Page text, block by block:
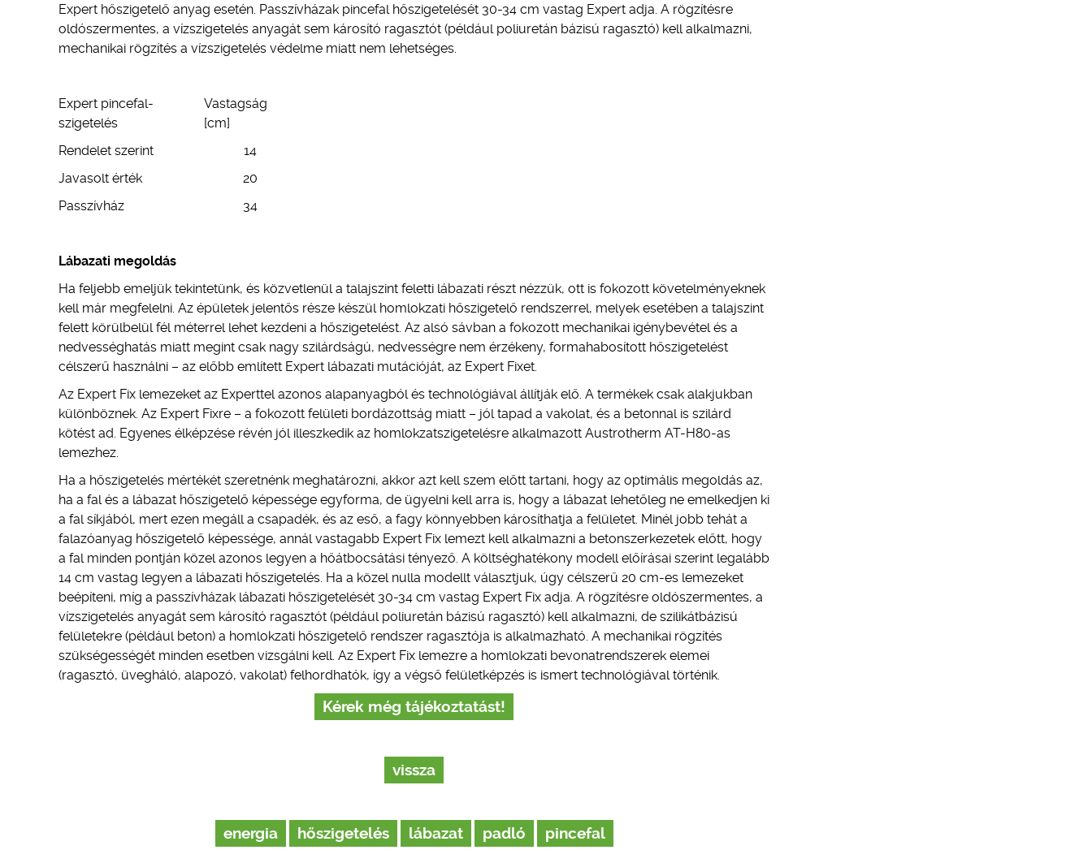
Expert hőszigetelő anyag esetén. Passzívházak pincefal hőszigetelését 30-34 cm vastag Expert adja. A rögzítésre
oldószermentes, a vízszigetelés anyagát sem károsító ragasztót (például poliuretán bázisú ragasztó) kell alkalmazni,
mechanikai rögzítés a vízszigetelés védelme miatt nem lehetséges.
Expert pincefal-
szigetelés
Vastagság
[cm]
Rendelet szerint
14
Javasolt érték
20
Passzívház
34
Lábazati megoldás
Ha feljebb emeljük tekintetünk, és közvetlenül a talajszint feletti lábazati részt nézzük, ott is fokozott követelményeknek
kell már megfelelni. Az épületek jelentős része készül homlokzati hőszigetelő rendszerrel, melyek esetében a talajszint
felett körülbelül fél méterrel lehet kezdeni a hőszigetelést. Az alsó sávban a fokozott mechanikai igénybevétel és a
nedvességhatás miatt megint csak nagy szilárdságú, nedvességre nem érzékeny, formahabosított hőszigetelést
célszerű használni – az előbb említett Expert lábazati mutációját, az Expert Fixet.
Az Expert Fix lemezeket az Experttel azonos alapanyagból és technológiával állítják elő. A termékek csak alakjukban
különböznek. Az Expert Fixre – a fokozott felületi bordázottság miatt – jól tapad a vakolat, és a betonnal is szilárd
kötést ad. Egyenes élképzése révén jól illeszkedik az homlokzatszigetelésre alkalmazott Austrotherm AT-H80-as
lemezhez.
Ha a hőszigetelés mértékét szeretnénk meghatározni, akkor azt kell szem előtt tartani, hogy az optimális megoldás az,
ha a fal és a lábazat hőszigetelő képessége egyforma, de ügyelni kell arra is, hogy a lábazat lehetőleg ne emelkedjen ki
a fal síkjából, mert ezen megáll a csapadék, és az eső, a fagy könnyebben károsíthatja a felületet. Minél jobb tehát a
falazóanyag hőszigetelő képessége, annál vastagabb Expert Fix lemezt kell alkalmazni a betonszerkezetek előtt, hogy
a fal minden pontján közel azonos legyen a hőátbocsátási tényező. A költséghatékony modell előírásai szerint legalább
14 cm vastag legyen a lábazati hőszigetelés. Ha a közel nulla modellt választjuk, úgy célszerű 20 cm-es lemezeket
beépíteni, míg a passzívházak lábazati hőszigetelését 30-34 cm vastag Expert Fix adja. A rögzítésre oldószermentes, a
vízszigetelés anyagát sem károsító ragasztót (például poliuretán bázisú ragasztó) kell alkalmazni, de szilikátbázisú
felületekre (például beton) a homlokzati hőszigetelő rendszer ragasztója is alkalmazható. A mechanikai rögzítés
szükségességét minden esetben vizsgálni kell. Az Expert Fix lemezre a homlokzati bevonatrendszerek elemei
(ragasztó, üvegháló, alapozó, vakolat) felhordhatók, így a végső felületképzés is ismert technológiával történik.
Kérek még tájékoztatást!
vissza
energia hőszigetelés lábazat padló pincefal